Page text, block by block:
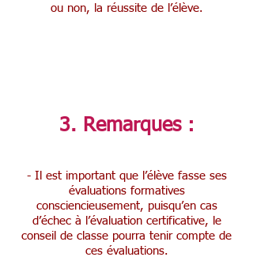
ou non, la réussite de l’élève.
3. Remarques :
- Il est important que l’élève fasse ses
évaluations formatives
consciencieusement, puisqu’en cas
d’échec à l’évaluation certificative, le
conseil de classe pourra tenir compte de
ces évaluations.